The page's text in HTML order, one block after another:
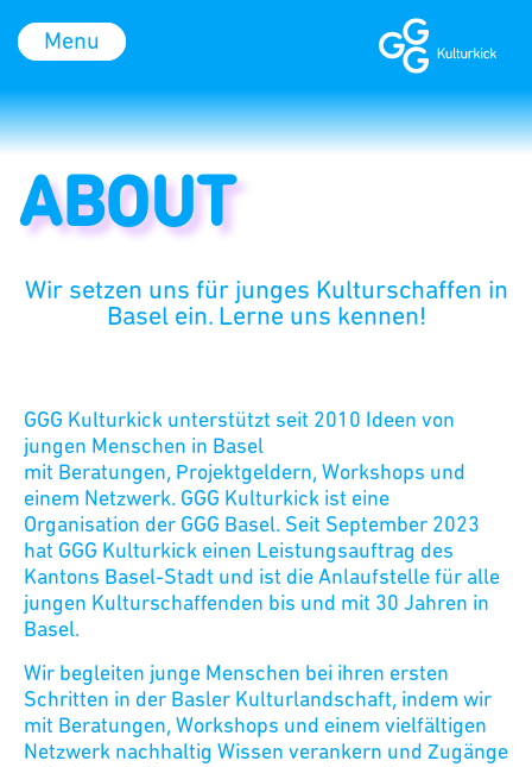
Menu
ABOUT
Wir setzen uns für junges Kulturschaffen in
Basel ein. Lerne uns kennen!
GGG Kulturkick unterstützt seit 2010 Ideen von
jungen Menschen in Basel
mit Beratungen, Projektgeldern, Workshops und
einem Netzwerk. GGG Kulturkick ist eine
Organisation der GGG Basel. Seit September 2023
hat GGG Kulturkick einen Leistungsauftrag des
Kantons Basel-Stadt und ist die Anlaufstelle für alle
jungen Kulturschaffenden bis und mit 30 Jahren in
Basel.
Wir begleiten junge Menschen bei ihren ersten
Schritten in der Basler Kulturlandschaft, indem wir
mit Beratungen, Workshops und einem vielfältigen
Netzwerk nachhaltig Wissen verankern und Zugänge